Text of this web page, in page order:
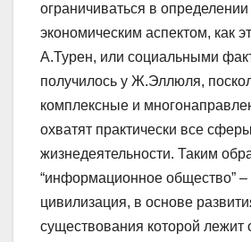
ограничиваться в определении
экономическим аспектом, как
А.Турен, или социальными
получилось у Ж.Эллюля,
комплексные и
охватят практически все
жизнедеятельности. Таким
“информационное общество” –
цивилизация, в основе
существования которой лежит